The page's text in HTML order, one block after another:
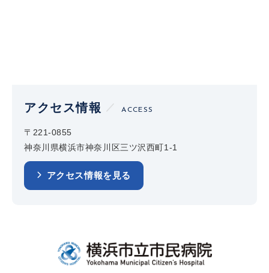
アクセス情報 ACCESS
〒221-0855
神奈川県横浜市神奈川区三ツ沢西町1-1
アクセス情報を見る